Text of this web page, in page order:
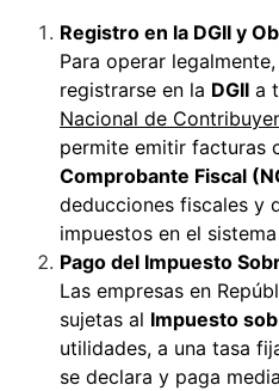
Registro en la DGII y
Para operar
registrarse en la DGII a
Nacional de
permite emitir facturas
Comprobante Fiscal
deducciones fiscales y
impuestos en el
Pago del Impuesto
Las empresas en
sujetas al Impuesto
utilidades, a una tasa
se declara y paga